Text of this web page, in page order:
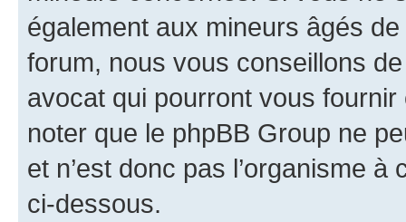
également aux mineurs âgés
forum, nous vous conseillons
avocat qui pourront vous
noter que le phpBB Group ne
et n’est donc pas l’organisme
ci-dessous.